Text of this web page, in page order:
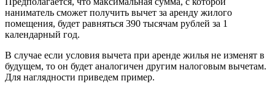
наниматель сможет получить вычет за аренду жилого
помещения, будет равняться 390 тысячам рублей за 1
календарный год.
В случае если условия вычета при аренде жилья не изменят в
будущем, то он будет аналогичен другим налоговым вычетам.
Для наглядности приведем пример.